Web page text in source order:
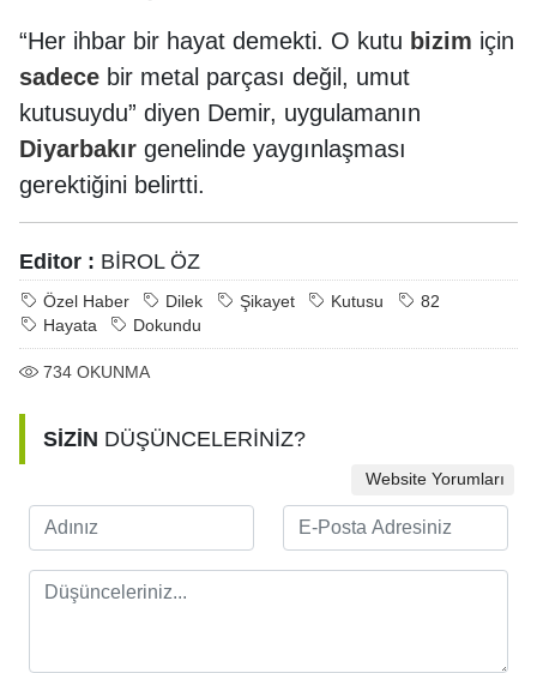
“Her ihbar bir hayat demekti. O kutu bizim için
sadece bir metal parçası değil, umut
kutusuydu” diyen Demir, uygulamanın
Diyarbakır genelinde yaygınlaşması
gerektiğini belirtti.
Editor : BİROL ÖZ
Özel Haber Dilek Şikayet Kutusu
82
Hayata
Dokundu
734 OKUNMA
SİZİN DÜŞÜNCELERİNİZ?
Website Yorumları